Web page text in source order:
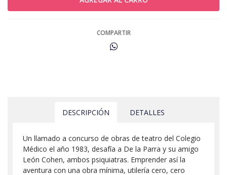
COMPARTIR
DESCRIPCIÓN DETALLES
Un llamado a concurso de obras de teatro del Colegio
Médico el año 1983, desafía a De la Parra y su amigo
León Cohen, ambos psiquiatras. Emprender así la
aventura con una obra mínima, utilería cero, cero